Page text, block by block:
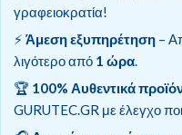
γραφειοκρατία!
⚡ Άμεση εξυπηρέτηση –
λιγότερο από 1 ώρα.
🏆 100% Αυθεντικά
GURUTEC.GR με έλεγχο